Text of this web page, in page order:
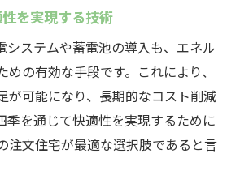
を実現する技術
システムや蓄電池の導入も、エネル
の有効な手段です。これにより、
が可能になり、長期的なコスト削減
季を通じて快適性を実現するために
注文住宅が最適な選択肢であると言